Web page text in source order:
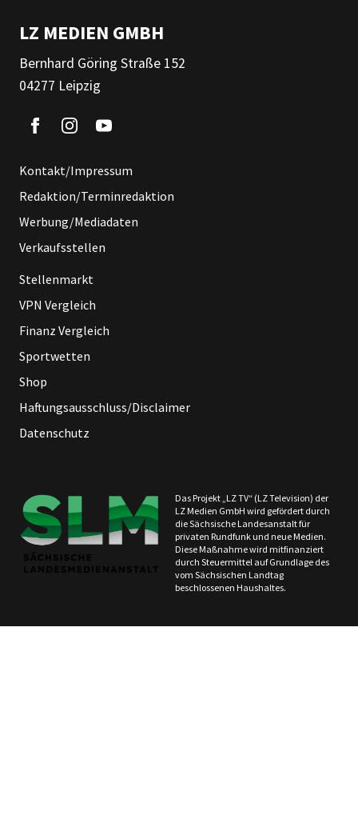
LZ MEDIEN GMBH
Bernhard Göring Straße 152
04277 Leipzig
Kontakt/Impressum
Redaktion/Terminredaktion
Werbung/Mediadaten
Verkaufsstellen
Stellenmarkt
VPN Vergleich
Finanz Vergleich
Sportwetten
Shop
Haftungsausschluss/Disclaimer
Datenschutz
Das Projekt „LZ TV“ (LZ Television) der
LZ Medien GmbH wird gefördert durch
die Sächsische Landesanstalt für
privaten Rundfunk und neue Medien.
Diese Maßnahme wird mitfinanziert
durch Steuermittel auf Grundlage des
vom Sächsischen Landtag
beschlossenen Haushaltes.